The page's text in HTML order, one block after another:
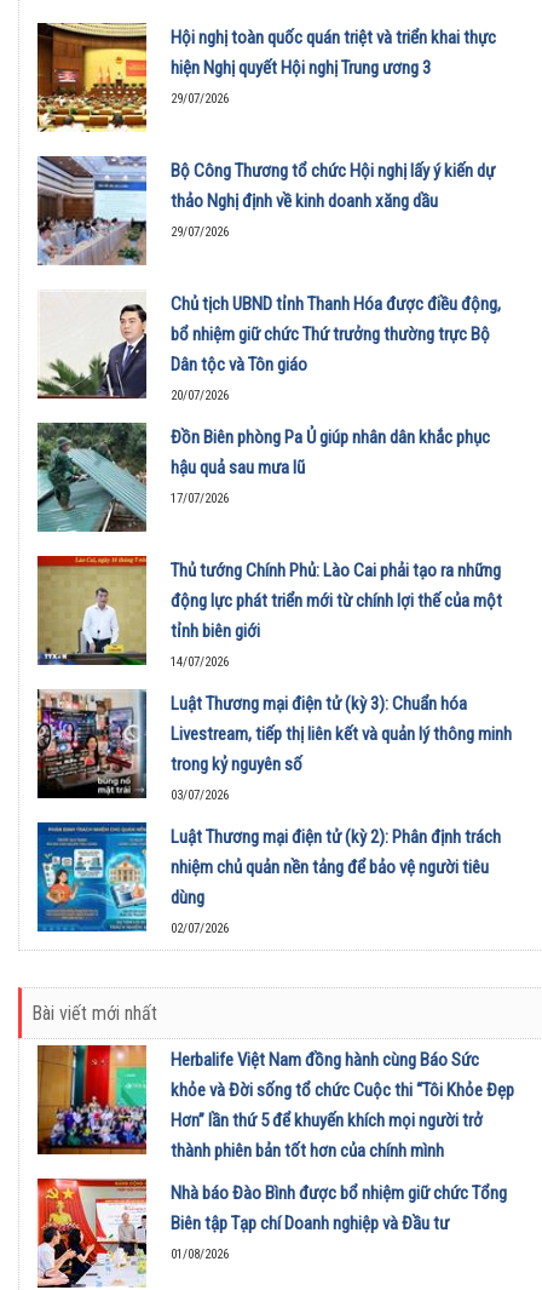
Hội nghị toàn quốc quán triệt và triển khai thực
hiện Nghị quyết Hội nghị Trung ương 3
29/07/2026
Bộ Công Thương tổ chức Hội nghị lấy ý kiến dự
thảo Nghị định về kinh doanh xăng dầu
29/07/2026
Chủ tịch UBND tỉnh Thanh Hóa được điều động,
bổ nhiệm giữ chức Thứ trưởng thường trực Bộ
Dân tộc và Tôn giáo
20/07/2026
Đồn Biên phòng Pa Ủ giúp nhân dân khắc phục
hậu quả sau mưa lũ
17/07/2026
Thủ tướng Chính Phủ: Lào Cai phải tạo ra những
động lực phát triển mới từ chính lợi thế của một
tỉnh biên giới
14/07/2026
Luật Thương mại điện tử (kỳ 3): Chuẩn hóa
Livestream, tiếp thị liên kết và quản lý thông minh
trong kỷ nguyên số
03/07/2026
Luật Thương mại điện tử (kỳ 2): Phân định trách
nhiệm chủ quản nền tảng để bảo vệ người tiêu
dùng
02/07/2026
Bài viết mới nhất
Herbalife Việt Nam đồng hành cùng Báo Sức
khỏe và Đời sống tổ chức Cuộc thi “Tôi Khỏe Đẹp
Hơn” lần thứ 5 để khuyến khích mọi người trở
thành phiên bản tốt hơn của chính mình
01/08/2026
Nhà báo Đào Bình được bổ nhiệm giữ chức Tổng
Biên tập Tạp chí Doanh nghiệp và Đầu tư
01/08/2026